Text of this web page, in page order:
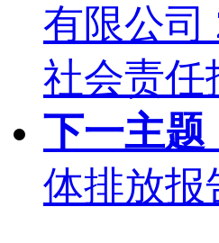
有限公司
社会责任
下一主题
体排放报